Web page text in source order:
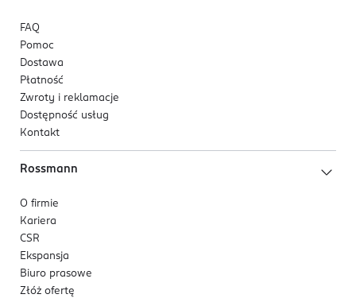
FAQ
Pomoc
Dostawa
Płatność
Zwroty i reklamacje
Dostępność usług
Kontakt
Rossmann
O firmie
Kariera
CSR
Ekspansja
Biuro prasowe
Złóż ofertę